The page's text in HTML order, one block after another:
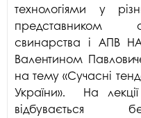
технологіями у
представником
свинарства і АПВ
Валентином
на тему «Сучасні
України». На
відбувається